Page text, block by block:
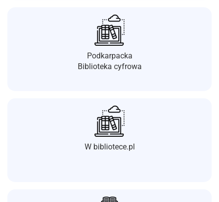
Podkarpacka
Biblioteka cyfrowa
W bibliotece.pl